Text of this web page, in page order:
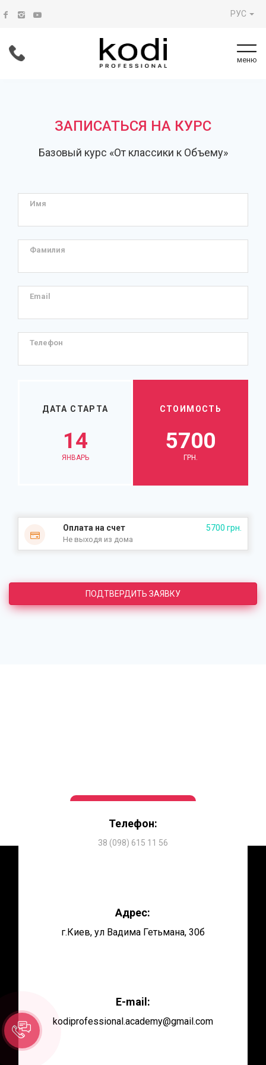
РУС
меню
ЗАПИСАТЬСЯ НА КУРС
Базовый курс «От классики к Объему»
Имя
Фамилия
Email
Телефон
ДАТА СТАРТА
14
ЯНВАРЬ
СТОИМОСТЬ
5700
ГРН.
Оплата на счет
Не выходя из дома
5700 грн.
ПОДТВЕРДИТЬ ЗАЯВКУ
Телефон:
38 (098) 615 11 56
Адрес:
г.Киев, ул Вадима Гетьмана, 30б
E-mail:
kodiprofessional.academy@gmail.com